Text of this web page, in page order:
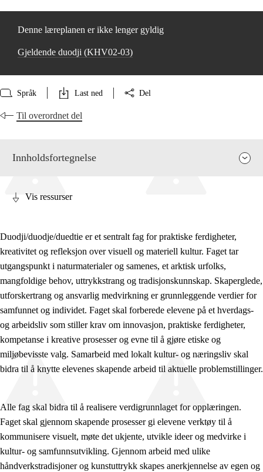
Denne læreplanen er ikke lenger gyldig
Gjeldende duodji (KHV02‑03)
Språk Last ned Del
Til overordnet del
Innholdsfortegnelse
Fagets relevans og sentrale verdier
Kjerneelementer
Tverrfaglige temaer
Grunnleggende ferdigheter
Vis ressurser
Duodji/duodje/duedtie er et sentralt fag for praktiske ferdigheter,
kreativitet og refleksjon over visuell og materiell kultur. Faget tar
utgangspunkt i naturmaterialer og samenes, et arktisk urfolks,
mangfoldige behov, uttrykkstrang og tradisjonskunnskap. Skaperglede,
utforskertrang og ansvarlig medvirkning er grunnleggende verdier for
samfunnet og individet. Faget skal forberede elevene på et hverdags-
og arbeidsliv som stiller krav om innovasjon, praktiske ferdigheter,
kompetanse i kreative prosesser og evne til å gjøre etiske og
miljøbevisste valg. Samarbeid med lokalt kultur- og næringsliv skal
bidra til å knytte elevenes skapende arbeid til aktuelle problemstillinger.
Alle fag skal bidra til å realisere verdigrunnlaget for opplæringen.
Faget skal gjennom skapende prosesser gi elevene verktøy til å
kommunisere visuelt, møte det ukjente, utvikle ideer og medvirke i
kultur- og samfunnsutvikling. Gjennom arbeid med ulike
håndverkstradisjoner og kunstuttrykk skapes anerkjennelse av egen og